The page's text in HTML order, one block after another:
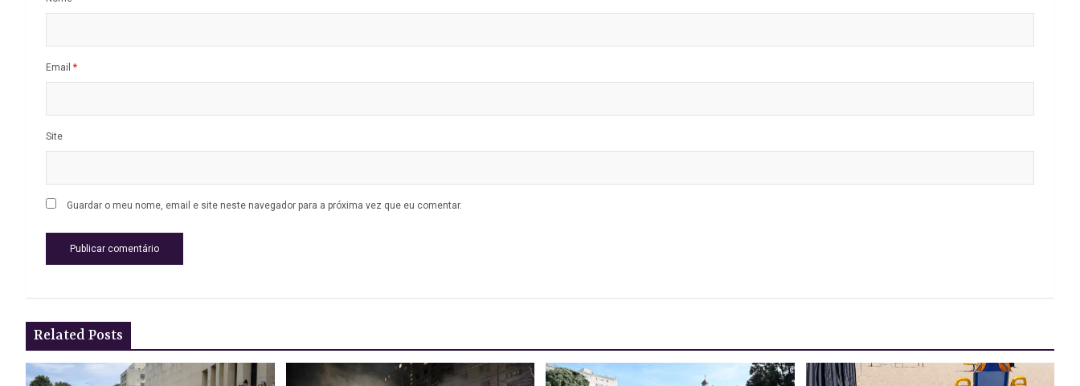
Email *
Site
Guardar o meu nome, email e site neste navegador para a próxima vez que eu comentar.
Related Posts